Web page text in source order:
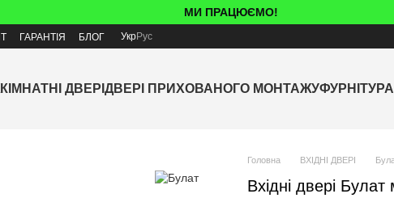
МИ ПРАЦЮЄМО!
ГАРАНТІЯ БЛОГ УкрРус
ДВЕРІ ДВЕРІ ПРИХОВАНОГО МОНТАЖУ
Головна ВХІДНІ ДВЕРІ
Вхідні двері